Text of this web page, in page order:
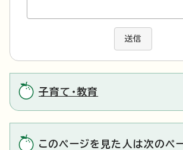
送信
子育て・教育
このページを見た人は次のペ